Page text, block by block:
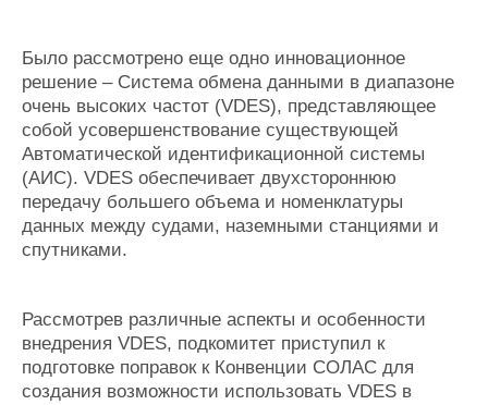
Было рассмотрено еще одно инновационное
решение – Система обмена данными в диапазоне
очень высоких частот (VDES), представляющее
собой усовершенствование существующей
Автоматической идентификационной системы
(АИС). VDES обеспечивает двухстороннюю
передачу большего объема и номенклатуры
данных между судами, наземными станциями и
спутниками.
Рассмотрев различные аспекты и особенности
внедрения VDES, подкомитет приступил к
подготовке поправок к Конвенции СОЛАС для
создания возможности использовать VDES в